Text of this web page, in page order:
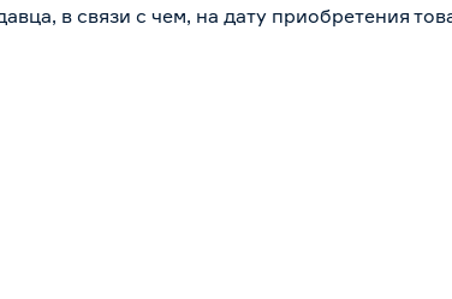
в связи с чем, на дату приобретения